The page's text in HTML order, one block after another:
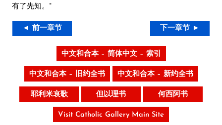
有了先知。”
◄ 前一章节 下一章节 ►
中文和合本 – 简体中文 – 索引
中文和合本 – 旧约全书 中文和合本 – 新约全书
耶利米哀歌 但以理书 何西阿书
Visit Catholic Gallery Main Site